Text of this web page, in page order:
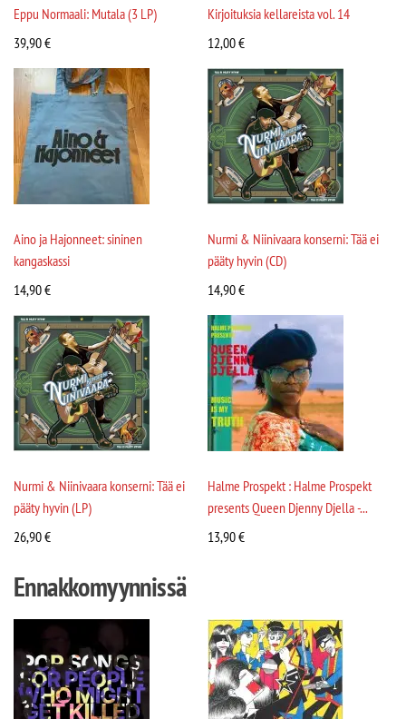
Eppu Normaali: Mutala (3 LP)
39,90€
Kirjoituksia kellareista vol. 14
12,00€
Aino ja Hajonneet: sininen
kangaskassi
14,90€
Nurmi & Niinivaara konserni: Tää ei
pääty hyvin (CD)
14,90€
Nurmi & Niinivaara konserni: Tää ei
pääty hyvin (LP)
26,90€
Halme Prospekt : Halme Prospekt
presents Queen Djenny Djella -...
13,90€
Ennakkomyynnissä